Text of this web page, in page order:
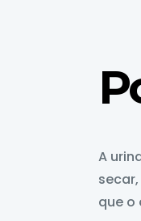
A
que o